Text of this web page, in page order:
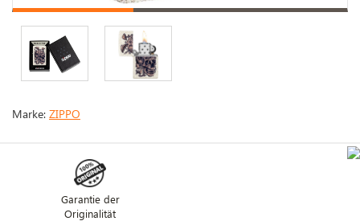
Marke: ZIPPO
Garantie der
Originalität